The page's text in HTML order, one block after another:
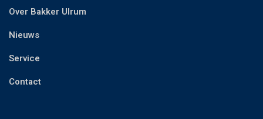
Over Bakker Ulrum
Nieuws
Service
Contact